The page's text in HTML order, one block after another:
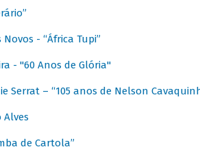
- “África Tupi”
- "60 Anos de Glória"
Serrat – “105 anos de Nelson
de Cartola”